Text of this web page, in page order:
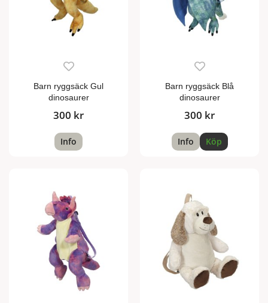
Barn ryggsäck Gul
dinosaurer
300 kr
Info
Barn ryggsäck Blå
dinosaurer
300 kr
Info Köp